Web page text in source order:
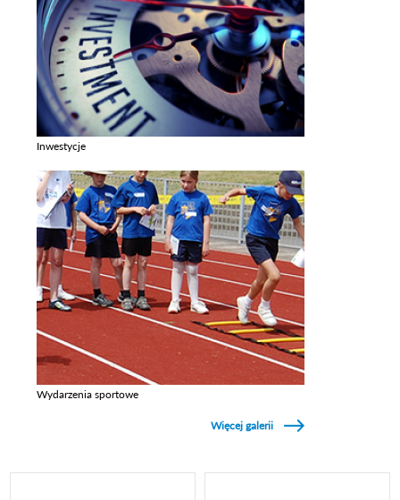
Inwestycje
Wydarzenia sportowe
Więcej galerii